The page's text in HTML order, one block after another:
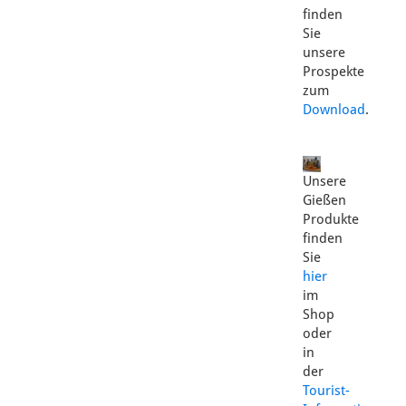
finden
Sie
unsere
Prospekte
zum
Download.
Unsere
Gießen
Produkte
finden
Sie
hier
im
Shop
oder
in
der
Tourist-